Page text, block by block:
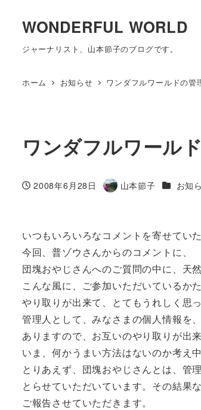
WONDERFUL WORLD
ジャーナリスト、山本節子のブログです。
ホーム お知らせ ワンダフルワールドの管
ワンダフルワール
投稿日
2008年6月28日
著
山本節子 カテゴリ
お知
いつもいろいろなコメントを寄せてい
今回、普ゾウさんからのコメントに、
団塊おやじさんへのご質問の中に、天
こんな風に、ご参加いただいているか
やり取りが出来て、とてもうれしく思
管理人として、みなさまの個人情報を
ありますので、お互いのやり取りが出
いま、何かうまい方法はないのか考え中
とりあえず、団塊おやじさんとは、管
とらせていただいています。その結果
ご報告させていただきます。